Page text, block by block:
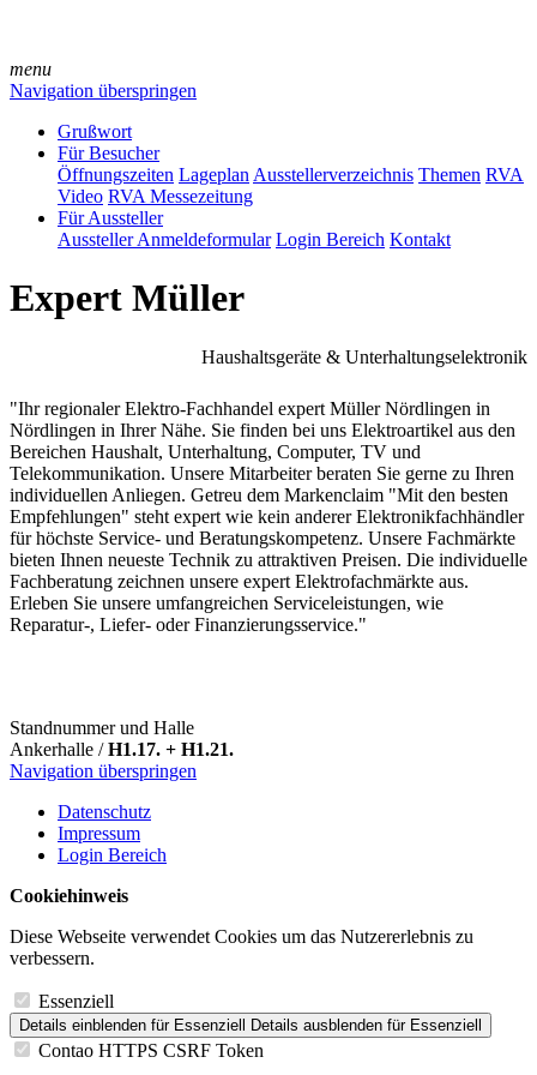
menu
Navigation überspringen
Grußwort
Für Besucher
Öffnungszeiten Lageplan Ausstellerverzeichnis Themen RVA
Video RVA Messezeitung
Für Aussteller
Aussteller Anmeldeformular Login Bereich Kontakt
Expert Müller
Haushaltsgeräte & Unterhaltungselektronik
"Ihr regionaler Elektro-Fachhandel expert Müller Nördlingen in
Nördlingen in Ihrer Nähe. Sie finden bei uns Elektroartikel aus den
Bereichen Haushalt, Unterhaltung, Computer, TV und
Telekommunikation. Unsere Mitarbeiter beraten Sie gerne zu Ihren
individuellen Anliegen. Getreu dem Markenclaim "Mit den besten
Empfehlungen" steht expert wie kein anderer Elektronikfachhändler
für höchste Service- und Beratungskompetenz. Unsere Fachmärkte
bieten Ihnen neueste Technik zu attraktiven Preisen. Die individuelle
Fachberatung zeichnen unsere expert Elektrofachmärkte aus.
Erleben Sie unsere umfangreichen Serviceleistungen, wie
Reparatur-, Liefer- oder Finanzierungsservice."
Standnummer und Halle
Ankerhalle /H1.17. + H1.21.
Navigation überspringen
Datenschutz
Impressum
Login Bereich
Cookiehinweis
Diese Webseite verwendet Cookies um das Nutzererlebnis zu
verbessern.
Essenziell
Details einblenden für Essenziell Details ausblenden für Essenziell
Contao HTTPS CSRF Token